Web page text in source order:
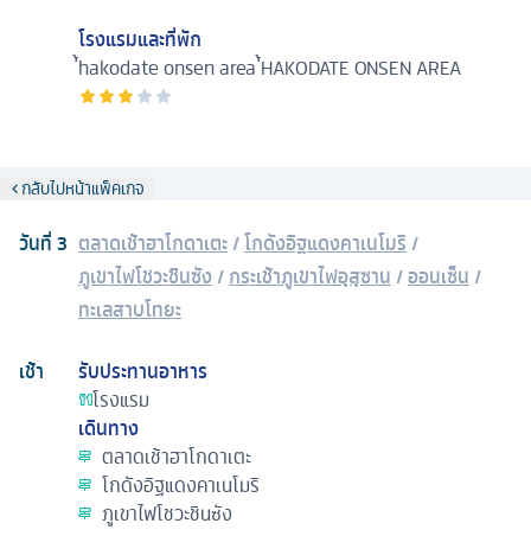
โรงแรมและที่พัก
่้hakodate onsen area่้HAKODATE ONSEN AREA
กลับไปหน้าแพ็คเกจ
วันที่3 ตลาดเช้าฮาโกดาเตะ/โกดังอิฐแดงคาเนโมริ /
ภูเขาไฟโชวะชินซัง/กระเช้าภูเขาไฟอุสุซาน /ออนเซ็น /
ทะเลสาบโทยะ
เช้า
รับประทานอาหาร
โรงแรม
เดินทาง
ตลาดเช้าฮาโกดาเตะ
โกดังอิฐแดงคาเนโมริ
ภูเขาไฟโชวะชินซัง